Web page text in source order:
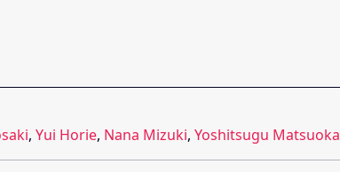
, Yui Horie, Nana Mizuki, Yoshitsugu Matsuoka